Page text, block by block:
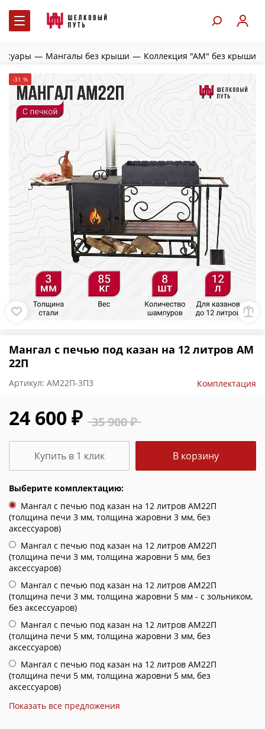
— Мангалы без крыши — Коллекция "АМ" без крыши
-31 %
Мангал с печью под казан на 12 литров АМ
22П
Артикул: АМ22П-3П3 Комплектация
35 900 ₽
24 600 ₽
В корзину
Купить в 1 клик
Выберите комплектацию:
Мангал с печью под казан на 12 литров АМ22П
(толщина печи 3 мм, толщина жаровни 3 мм, без
аксессуаров)
Мангал с печью под казан на 12 литров АМ22П
(толщина печи 3 мм, толщина жаровни 5 мм, без
аксессуаров)
Мангал с печью под казан на 12 литров АМ22П
(толщина печи 3 мм, толщина жаровни 5 мм - с зольником,
без аксессуаров)
Мангал с печью под казан на 12 литров АМ22П
(толщина печи 5 мм, толщина жаровни 3 мм, без
аксессуаров)
Мангал с печью под казан на 12 литров АМ22П
(толщина печи 5 мм, толщина жаровни 5 мм, без
аксессуаров)
Показать все предложения